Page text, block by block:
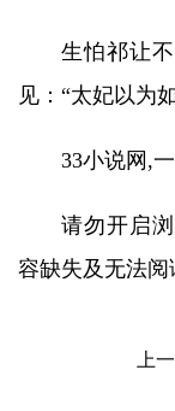
生怕祁让
见：“太妃以为
33小说网,
请勿开启
容缺失及无法阅
上